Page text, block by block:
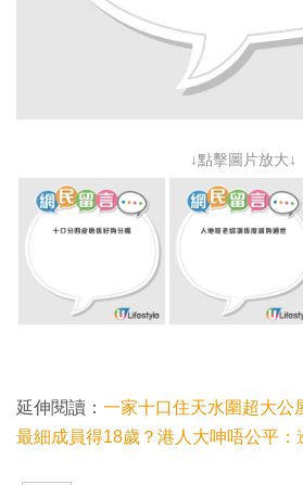
↓點擊圖片放大↓
延伸閱讀： 一家十口住天水圍超大公
最細成員得18歲？港人大呻唔公平：